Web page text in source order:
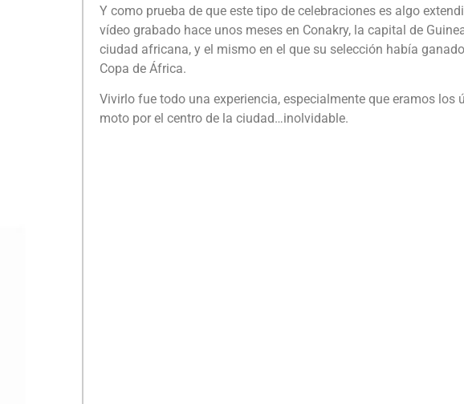
Y como prueba de que este tipo de celebraciones es algo
vídeo grabado hace unos meses en Conakry, la capital de
ciudad africana, y el mismo en el que su selección había
Copa de África.
Vivirlo fue todo una experiencia, especialmente que eramos
moto por el centro de la ciudad…inolvidable.